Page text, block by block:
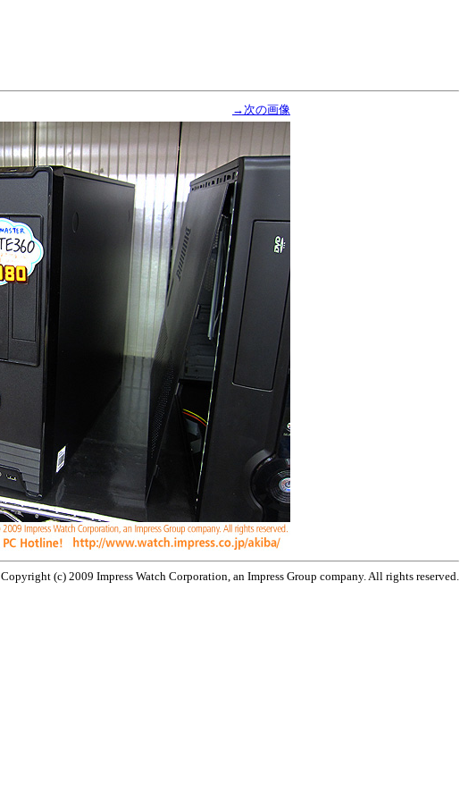
→次の画像
Copyright (c) 2009 Impress Watch Corporation, an Impress Group company. All rights reserved.